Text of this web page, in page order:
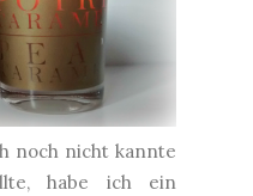
noch nicht kannte
habe ich ein